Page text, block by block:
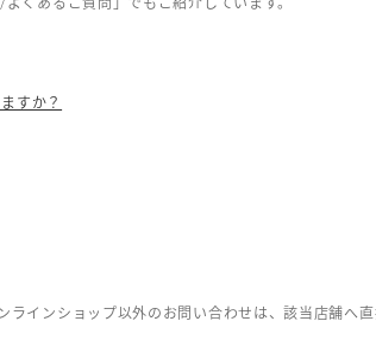
くあるご質問」でもご紹介しています。
すか？
インショップ以外のお問い合わせは、該当店舗へ直